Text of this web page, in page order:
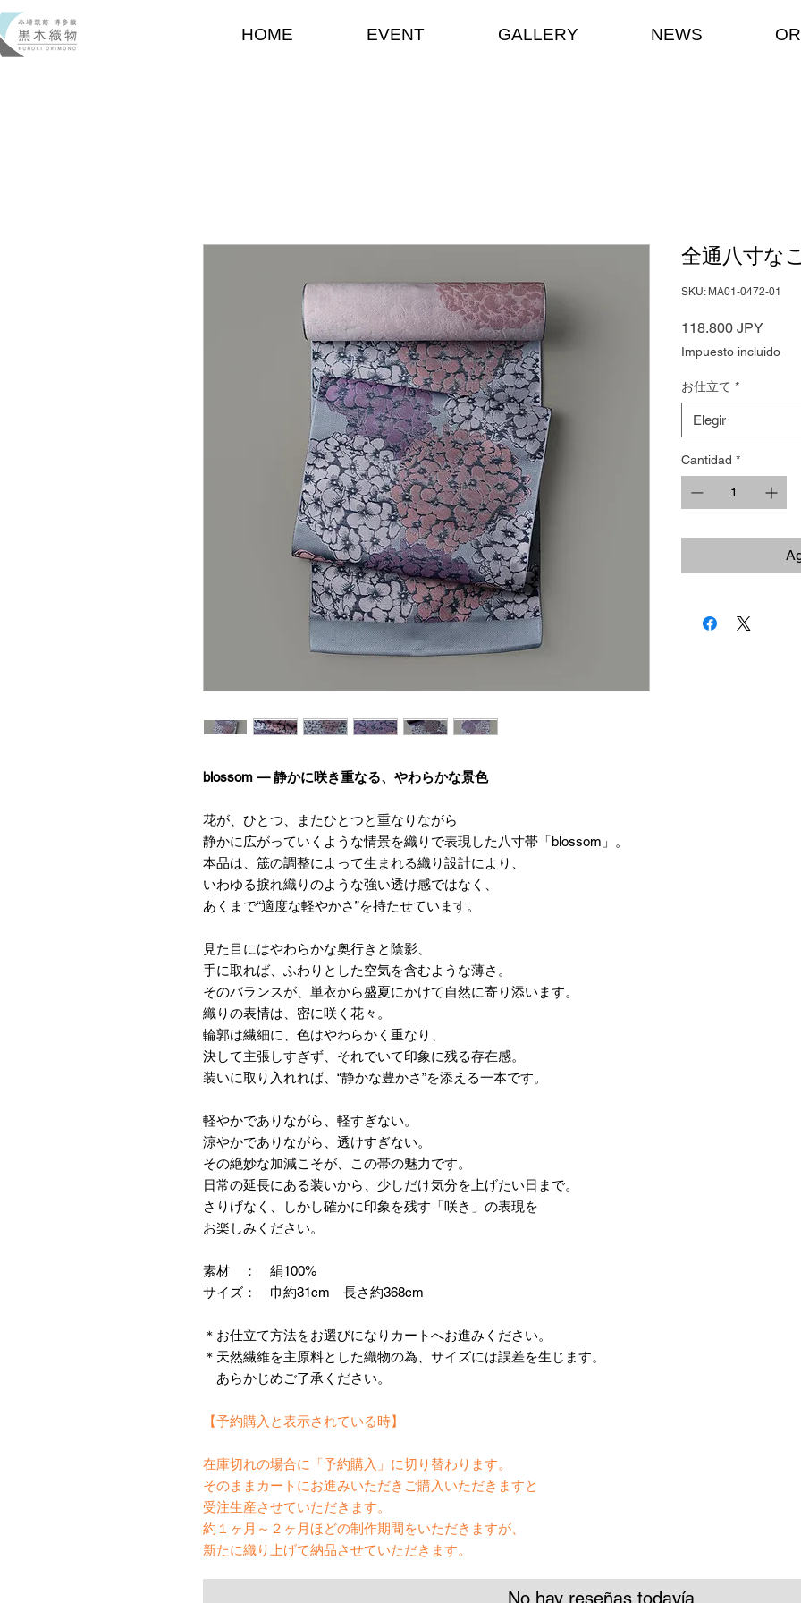
HOME EVENT GALLERY NEWS
blossom — 静かに咲き重なる、やわらかな景色
花が、ひとつ、またひとつと重なりながら
静かに広がっていくような情景を織りで表現した八寸帯「blossom」。
本品は、筬の調整によって生まれる織り設計により、
いわゆる捩れ織りのような強い透け感ではなく、
あくまで“適度な軽やかさ”を持たせています。
見た目にはやわらかな奥行きと陰影、
手に取れば、ふわりとした空気を含むような薄さ。
そのバランスが、単衣から盛夏にかけて自然に寄り添います。
織りの表情は、密に咲く花々。
輪郭は繊細に、色はやわらかく重なり、
決して主張しすぎず、それでいて印象に残る存在感。
装いに取り入れれば、“静かな豊かさ”を添える一本です。
軽やかでありながら、軽すぎない。
涼やかでありながら、透けすぎない。
その絶妙な加減こそが、この帯の魅力です。
日常の延長にある装いから、少しだけ気分を上げたい日まで。
さりげなく、しかし確かに印象を残す「咲き」の表現を
お楽しみください。
素材 ： 絹100%
サイズ： 巾約31cm 長さ約368cm
＊お仕立て方法をお選びになりカートへお進みください。
＊天然繊維を主原料とした織物の為、サイズには誤差を生じます。
あらかじめご了承ください。
【予約購入と表示されている時】
在庫切れの場合に「予約購入」に切り替わります。
そのままカートにお進みいただきご購入いただきますと
受注生産させていただきます。
約１ヶ月～２ヶ月ほどの制作期間をいただきますが、
新たに織り上げて納品させていただきます。
全通八寸な
SKU: MA01-0472-01
118.800 JPYPrecio
Impuesto incluido
お仕立て *
Elegir
Cantidad *